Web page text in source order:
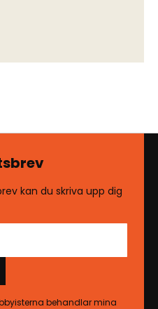
kan du skriva upp dig
behandlar mina